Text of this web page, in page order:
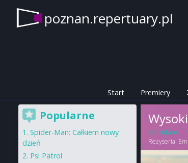
poznan.repertuary.pl
Start Premiery
En fanfare
Reżyseria:
Popularne
Spider-Man: Całkiem nowy
dzień
Psi Patrol